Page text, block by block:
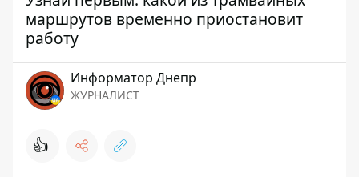
маршрутов временно приостановит
работу
Информатор Днепр
ЖУРНАЛИСТ
👍